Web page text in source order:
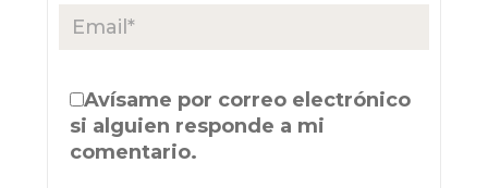
Avísame por correo electrónico
si alguien responde a mi
comentario.